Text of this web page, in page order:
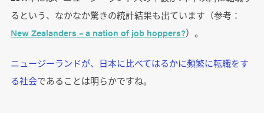
るという、なかなか驚きの統計結果も出ています（参考：
New Zealanders – a nation of job hoppers?）。
ニュージーランドが、日本に比べてはるかに頻繁に転職をす
る社会であることは明らかですね。